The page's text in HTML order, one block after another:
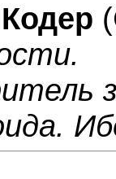
Кодер